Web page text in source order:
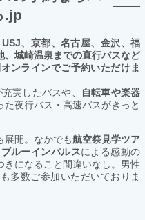
.jp
、京都、名古屋、金沢、福
、城崎温泉までの直行バスなど
ンラインでご予約いただけま
実したバスや、
自転車や楽器
夜行バス・高速バスがきっと
展開。なかでも航空祭見学ツア
ルーインパルスによる感動の
になること間違いなし。男性
多数ご参加いただいておりま